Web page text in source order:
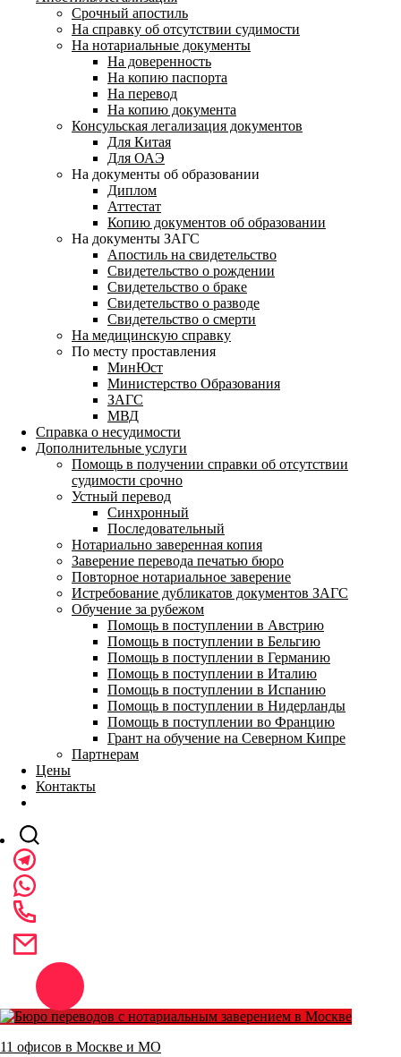
Срочный апостиль
На справку об отсутствии судимости
На нотариальные документы
На доверенность
На копию паспорта
На перевод
На копию документа
Консульская легализация документов
Для Китая
Для ОАЭ
На документы об образовании
Диплом
Аттестат
Копию документов об образовании
На документы ЗАГС
Апостиль на свидетельство
Свидетельство о рождении
Свидетельство о браке
Свидетельство о разводе
Свидетельство о смерти
На медицинскую справку
По месту проставления
МинЮст
Министерство Образования
ЗАГС
МВД
Справка о несудимости
Дополнительные услуги
Помощь в получении справки об отсутствии
судимости срочно
Устный перевод
Синхронный
Последовательный
Нотариально заверенная копия
Заверение перевода печатью бюро
Повторное нотариальное заверение
Истребование дубликатов документов ЗАГС
Обучение за рубежом
Помощь в поступлении в Австрию
Помощь в поступлении в Бельгию
Помощь в поступлении в Германию
Помощь в поступлении в Италию
Помощь в поступлении в Испанию
Помощь в поступлении в Нидерланды
Помощь в поступлении во Францию
Грант на обучение на Северном Кипре
Партнерам
Цены
Контакты
11 офисов в Москве и МО